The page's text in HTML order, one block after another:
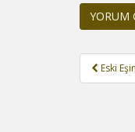
Yazı
Eski